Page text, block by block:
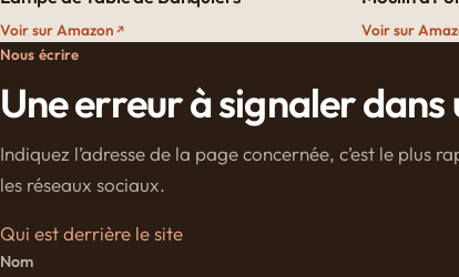
Voir sur Amazon Voir sur
Nous écrire
Une erreur à signaler dans
Indiquez l’adresse de la page concernée, c’est le
les réseaux sociaux.
Qui est derrière le site
Nom